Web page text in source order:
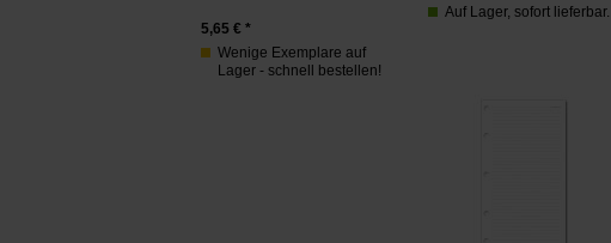
5,65 € *
Wenige Exemplare auf
Lager - schnell bestellen!
Auf Lager, sofort lieferbar.